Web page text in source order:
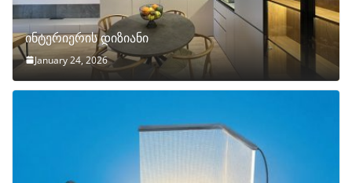
ინტერიერის დიზიანი
January 24, 2026